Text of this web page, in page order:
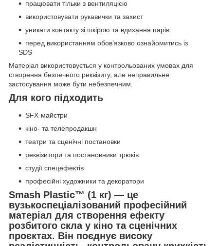
працювати тільки з вентиляцією
використовувати рукавички та захист
уникати контакту зі шкірою та вдихання парів
перед використанням обов’язково ознайомитись із
SDS
Матеріал використовується у контрольованих умовах для
створення безпечного реквізиту, але неправильне
застосування може бути небезпечним.
Для кого підходить
SFX-майстри
кіно- та телепродакшн
театри та сценічні постановки
реквізитори та постановники трюків
студії спецефектів
професійні художники та декоратори
Smash Plastic™ (1 кг) — це
вузькоспеціалізований професійний
матеріал для створення ефекту
розбитого скла у кіно та сценічних
проєктах. Він поєднує високу